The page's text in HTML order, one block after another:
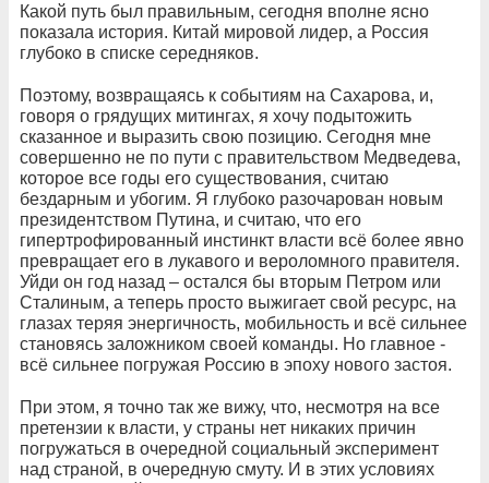
Какой путь был правильным, сегодня вполне ясно
показала история. Китай мировой лидер, а Россия
глубоко в списке середняков.
Поэтому, возвращаясь к событиям на Сахарова, и,
говоря о грядущих митингах, я хочу подытожить
сказанное и выразить свою позицию. Сегодня мне
совершенно не по пути с правительством Медведева,
которое все годы его существования, считаю
бездарным и убогим. Я глубоко разочарован новым
президентством Путина, и считаю, что его
гипертрофированный инстинкт власти всё более явно
превращает его в лукавого и вероломного правителя.
Уйди он год назад – остался бы вторым Петром или
Сталиным, а теперь просто выжигает свой ресурс, на
глазах теряя энергичность, мобильность и всё сильнее
становясь заложником своей команды. Но главное -
всё сильнее погружая Россию в эпоху нового застоя.
При этом, я точно так же вижу, что, несмотря на все
претензии к власти, у страны нет никаких причин
погружаться в очередной социальный эксперимент
над страной, в очередную смуту. И в этих условиях